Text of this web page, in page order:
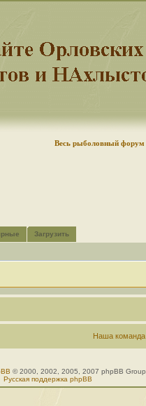
Весь рыболовный форум
Загрузить
Наша команда
© 2000, 2002, 2005, 2007 phpBB Group
Русская поддержка phpBB